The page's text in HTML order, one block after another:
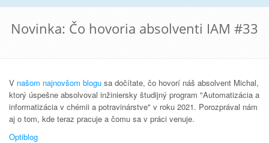
Novinka: Čo hovoria absolventi IAM #33
V našom najnovšom blogu sa dočítate, čo hovorí náš absolvent Michal,
ktorý úspešne absolvoval inžiniersky študijný program "Automatizácia a
informatizácia v chémii a potravinárstve" v roku 2021. Porozprával nám
aj o tom, kde teraz pracuje a čomu sa v práci venuje.
Optiblog